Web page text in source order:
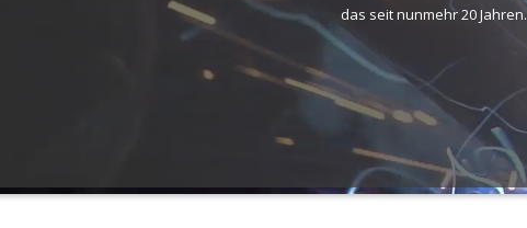
das seit nunmehr 20 Jahren.